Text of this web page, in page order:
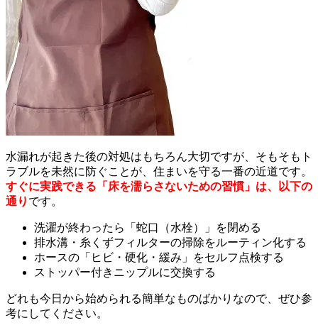
水漏れが起きた後の対処はもちろん大切ですが、そもそもト
ラブルを未然に防ぐことが、住まいを守る一番の近道です。
すぐに実践できる「床を濡らさないための習慣」は、以下の
通り です。
洗濯が終わったら「蛇口（水栓）」を閉める
排水溝・糸くずフィルターの掃除をルーティン化する
ホースの「ヒビ・硬化・緩み」をセルフ点検する
ストッパー付きニップルに交換する
どれも今日から始められる簡単なものばかりなので、ぜひ参
考にしてください。